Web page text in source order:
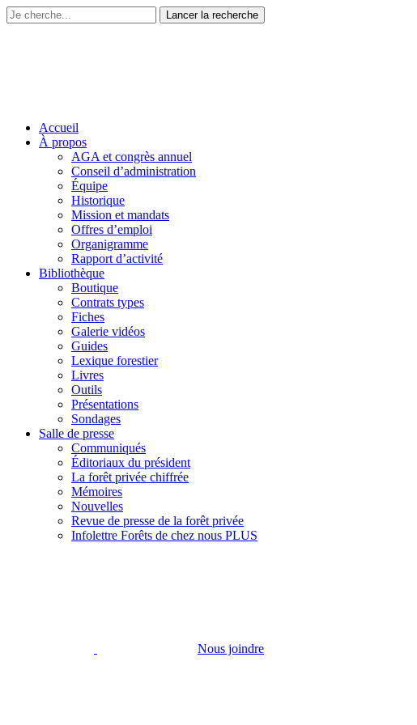
Accueil
À propos
AGA et congrès annuel
Conseil d’administration
Équipe
Historique
Mission et mandats
Offres d’emploi
Organigramme
Rapport d’activité
Bibliothèque
Boutique
Contrats types
Fiches
Galerie vidéos
Guides
Lexique forestier
Livres
Outils
Présentations
Sondages
Salle de presse
Communiqués
Éditoriaux du président
La forêt privée chiffrée
Mémoires
Nouvelles
Revue de presse de la forêt privée
Infolettre Forêts de chez nous PLUS
Nous joindre